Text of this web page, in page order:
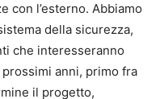
con l’esterno. Abbiamo
della sicurezza,
che interesseranno
prossimi anni, primo fra
il progetto,